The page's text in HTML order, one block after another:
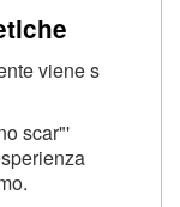
viene s
scar"'